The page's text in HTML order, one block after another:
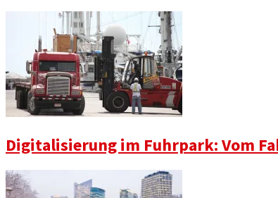
Digitalisierung im Fuhrpark: Vom